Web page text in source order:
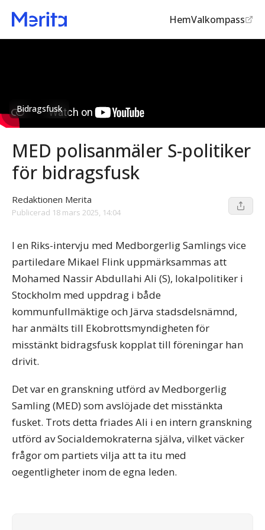
HemValkompass
Bidragsfusk
MED polisanmäler S-politiker
för bidragsfusk
Redaktionen Merita
Publicerad 18 mars 2025, 14:04
I en Riks-intervju med Medborgerlig Samlings vice
partiledare Mikael Flink uppmärksammas att
Mohamed Nassir Abdullahi Ali (S), lokalpolitiker i
Stockholm med uppdrag i både
kommunfullmäktige och Järva stadsdelsnämnd,
har anmälts till Ekobrottsmyndigheten för
misstänkt bidragsfusk kopplat till föreningar han
drivit.
Det var en granskning utförd av Medborgerlig
Samling (MED) som avslöjade det misstänkta
fusket. Trots detta friades Ali i en intern granskning
utförd av Socialdemokraterna själva, vilket väcker
frågor om partiets vilja att ta itu med
oegentligheter inom de egna leden.